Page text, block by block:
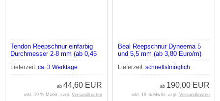
Tendon Reepschnur einfarbig
Durchmesser 2-8 mm (ab 0,45
Euro/m)
Lieferzeit: ca. 3 Werktage
ab 44,60 EUR
inkl. 19 % MwSt. zzgl. Versandkosten
Beal Reepschnur Dyneema 5
und 5,5 mm (ab 3,80 Euro/m)
Lieferzeit: schnellstmöglich
ab 190,00 EUR
inkl. 19 % MwSt. zzgl. Versandkosten